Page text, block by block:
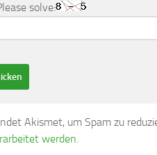
solve:
Akismet, um Spam zu
werden.